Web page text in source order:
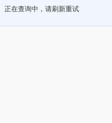
正在查询中，请刷新重试